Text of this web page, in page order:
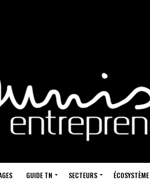
GUIDE TN SECTEURS ÉCOSYSTÈME